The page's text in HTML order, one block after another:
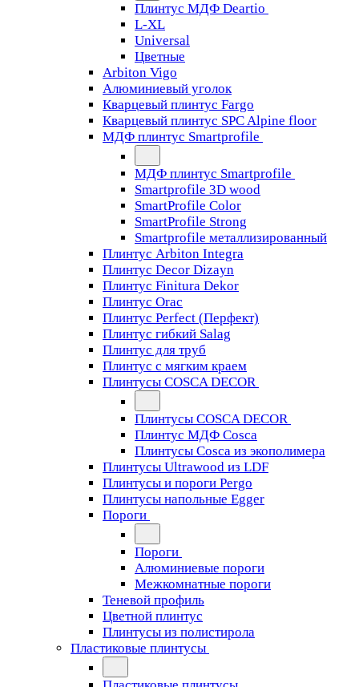
Плинтус МДФ Deartio
L-XL
Universal
Цветные
Arbiton Vigo
Алюминиевый уголок
Кварцевый плинтус Fargo
Кварцевый плинтус SPC Alpine floor
МДФ плинтус Smartprofile
МДФ плинтус Smartprofile
Smartprofile 3D wood
SmartProfile Color
SmartProfile Strong
Smartprofile металлизированный
Плинтус Arbiton Integra
Плинтус Decor Dizayn
Плинтус Finitura Dekor
Плинтус Orac
Плинтус Perfect (Перфект)
Плинтус гибкий Salag
Плинтус для труб
Плинтус с мягким краем
Плинтусы COSCA DECOR
Плинтусы COSCA DECOR
Плинтус МДФ Cosca
Плинтусы Cosca из экополимера
Плинтусы Ultrawood из LDF
Плинтусы и пороги Pergo
Плинтусы напольные Egger
Пороги
Пороги
Алюминиевые пороги
Межкомнатные пороги
Теневой профиль
Цветной плинтус
Плинтусы из полистирола
Пластиковые плинтусы